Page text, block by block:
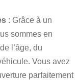
: Grâce à un
sommes en
l’âge, du
Vous avez
parfaitement